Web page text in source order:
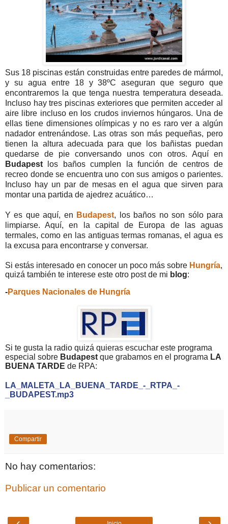
Sus 18 piscinas están construidas entre paredes de mármol,
y su agua entre 18 y 38ºC aseguran que seguro que
encontraremos la que tenga nuestra temperatura deseada.
Incluso hay tres piscinas exteriores que permiten acceder al
aire libre incluso en los crudos inviernos húngaros. Una de
ellas tiene dimensiones olímpicas y no es raro ver a algún
nadador entrenándose. Las otras son más pequeñas, pero
tienen la altura adecuada para que los bañistas puedan
quedarse de pie conversando unos con otros. Aquí en
Budapest
los baños cumplen la función de centros de
recreo donde se encuentra uno con sus amigos o parientes.
Incluso hay un par de mesas en el agua que sirven para
montar una partida de ajedrez acuático…
Y es que aquí, en Budapest, los baños no son sólo para
limpiarse. Aquí, en la capital de Europa de las aguas
termales, como en las antiguas termas romanas, el agua es
la excusa para encontrarse y conversar.
Si estás interesado en conocer un poco más sobre Hungría,
quizá también te interese este otro post de mi blog:
-Parques Nacionales de Hungría
Si te gusta la radio quizá quieras escuchar este programa
especial sobre Budapest que grabamos en el programa LA
BUENA TARDE de RPA:
LA_MALETA_LA_BUENA_TARDE_-_RTPA_-
_BUDAPEST.mp3
Compartir
No hay comentarios:
Publicar un comentario